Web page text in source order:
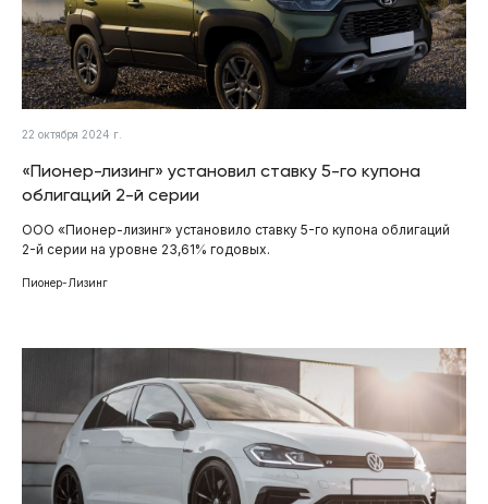
22 октября 2024 г.
«Пионер-лизинг» установил ставку 5-го купона
облигаций 2-й серии
ООО «Пионер-лизинг» установило ставку 5-го купона облигаций
2-й серии на уровне 23,61% годовых.
Пионер-Лизинг